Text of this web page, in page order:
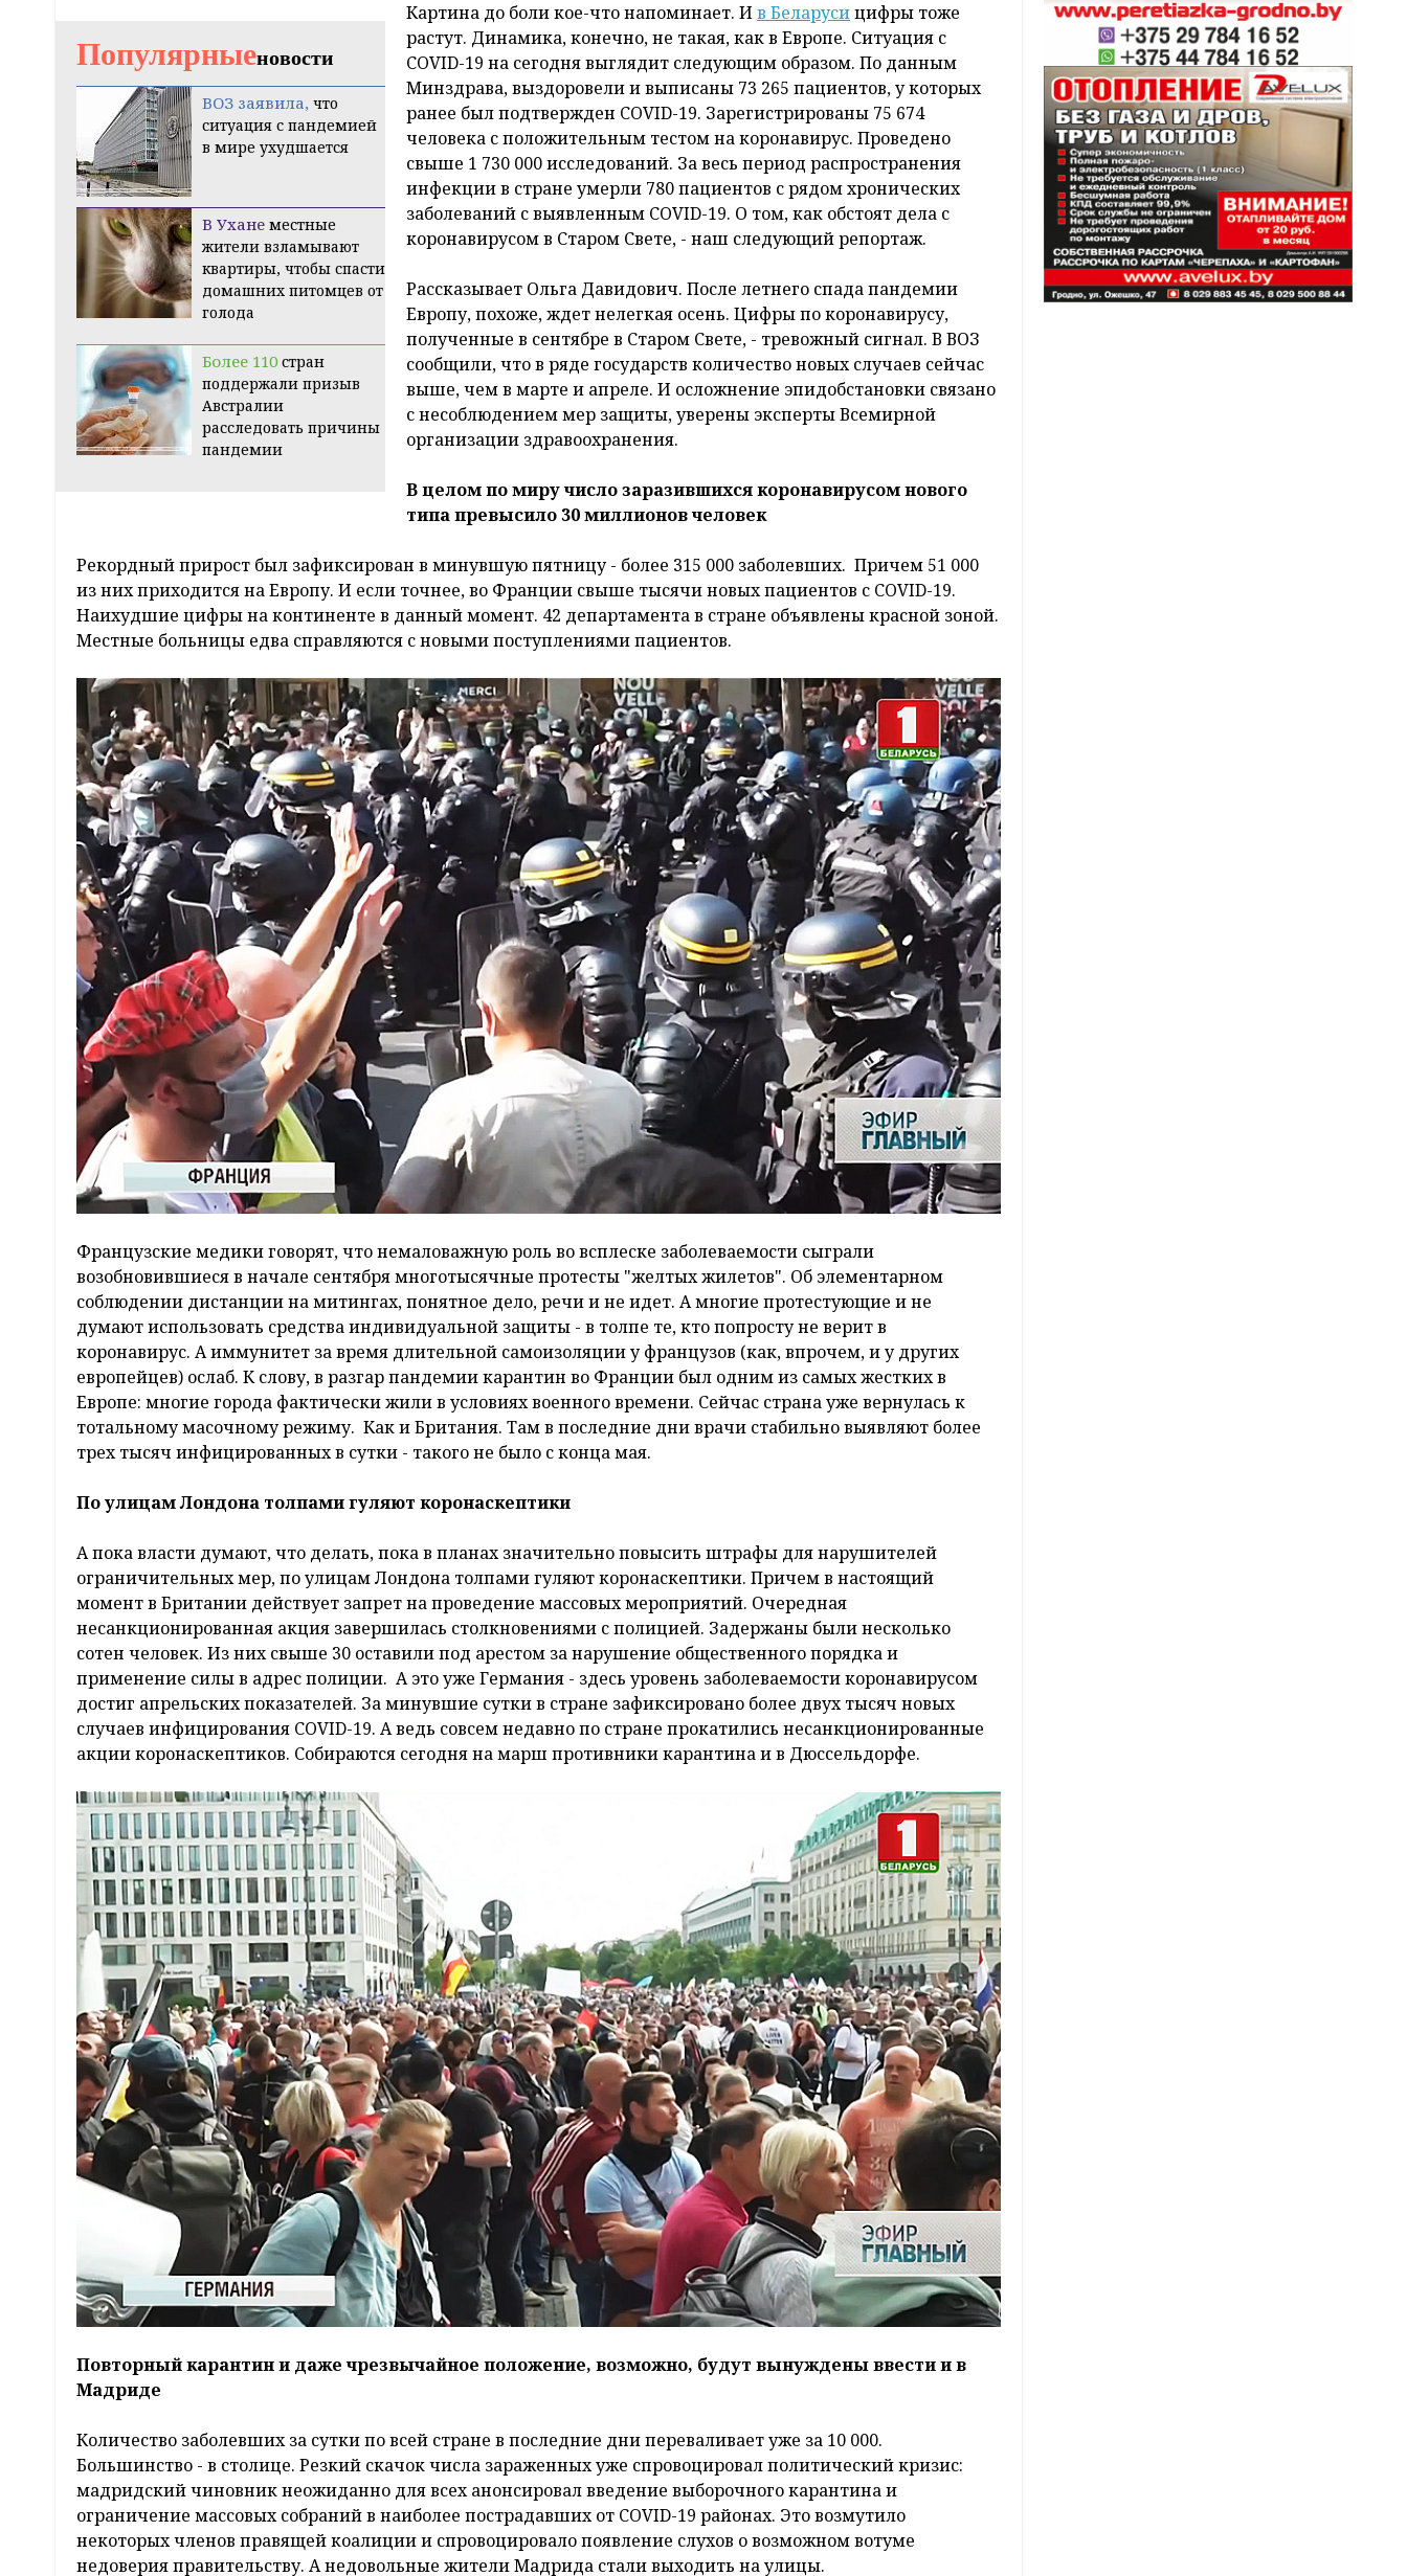
Популярныеновости
ВОЗ заявила, что
ситуация с пандемией
в мире ухудшается
В Ухане местные
жители взламывают
квартиры, чтобы спасти
домашних питомцев от
голода
Более 110 стран
поддержали призыв
Австралии
расследовать причины
пандемии
Картина до боли кое-что напоминает. Ив Беларусицифры тоже
растут. Динамика, конечно, не такая, как в Европе. Ситуация с
COVID-19 на сегодня выглядит следующим образом. По данным
Минздрава, выздоровели и выписаны 73 265 пациентов, у которых
ранее был подтвержден COVID-19. Зарегистрированы 75 674
человека с положительным тестом на коронавирус. Проведено
свыше 1 730 000 исследований. За весь период распространения
инфекции в стране умерли 780 пациентов с рядом хронических
заболеваний с выявленным COVID-19. О том, как обстоят дела с
коронавирусом в Старом Свете, - наш следующий репортаж.
Рассказывает Ольга Давидович. После летнего спада пандемии
Европу, похоже, ждет нелегкая осень. Цифры по коронавирусу,
полученные в сентябре в Старом Свете, - тревожный сигнал. В ВОЗ
сообщили, что в ряде государств количество новых случаев сейчас
выше, чем в марте и апреле. И осложнение эпидобстановки связано
с несоблюдением мер защиты, уверены эксперты Всемирной
организации здравоохранения.
В целом по миру число заразившихся коронавирусом нового
типа превысило 30 миллионов человек
Рекордный прирост был зафиксирован в минувшую пятницу - более 315 000 заболевших. Причем 51 000
из них приходится на Европу. И если точнее, во Франции свыше тысячи новых пациентов с COVID-19.
Наихудшие цифры на континенте в данный момент. 42 департамента в стране объявлены красной зоной.
Местные больницы едва справляются с новыми поступлениями пациентов.
Французские медики говорят, что немаловажную роль во всплеске заболеваемости сыграли
возобновившиеся в начале сентября многотысячные протесты "желтых жилетов". Об элементарном
соблюдении дистанции на митингах, понятное дело, речи и не идет. А многие протестующие и не
думают использовать средства индивидуальной защиты - в толпе те, кто попросту не верит в
коронавирус. А иммунитет за время длительной самоизоляции у французов (как, впрочем, и у других
европейцев) ослаб. К слову, в разгар пандемии карантин во Франции был одним из самых жестких в
Европе: многие города фактически жили в условиях военного времени. Сейчас страна уже вернулась к
тотальному масочному режиму. Как и Британия. Там в последние дни врачи стабильно выявляют более
трех тысяч инфицированных в сутки - такого не было с конца мая.
По улицам Лондона толпами гуляют коронаскептики
А пока власти думают, что делать, пока в планах значительно повысить штрафы для нарушителей
ограничительных мер, по улицам Лондона толпами гуляют коронаскептики. Причем в настоящий
момент в Британии действует запрет на проведение массовых мероприятий. Очередная
несанкционированная акция завершилась столкновениями с полицией. Задержаны были несколько
сотен человек. Из них свыше 30 оставили под арестом за нарушение общественного порядка и
применение силы в адрес полиции. А это уже Германия - здесь уровень заболеваемости коронавирусом
достиг апрельских показателей. За минувшие сутки в стране зафиксировано более двух тысяч новых
случаев инфицирования COVID-19. А ведь совсем недавно по стране прокатились несанкционированные
акции коронаскептиков. Собираются сегодня на марш противники карантина и в Дюссельдорфе.
Повторный карантин и даже чрезвычайное положение, возможно, будут вынуждены ввести и в
Мадриде
Количество заболевших за сутки по всей стране в последние дни переваливает уже за 10 000.
Большинство - в столице. Резкий скачок числа зараженных уже спровоцировал политический кризис:
мадридский чиновник неожиданно для всех анонсировал введение выборочного карантина и
ограничение массовых собраний в наиболее пострадавших от COVID-19 районах. Это возмутило
некоторых членов правящей коалиции и спровоцировало появление слухов о возможном вотуме
недоверия правительству. А недовольные жители Мадрида стали выходить на улицы.